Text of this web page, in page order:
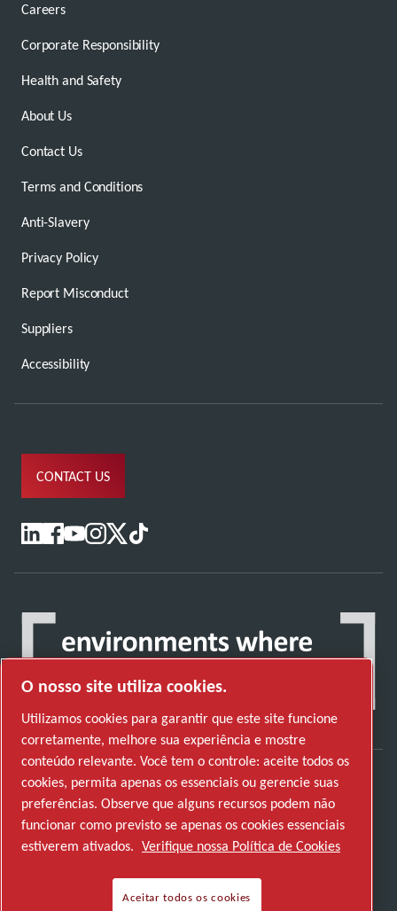
Careers
Corporate Responsibility
Health and Safety
About Us
Contact Us
Terms and Conditions
Anti-Slavery
Privacy Policy
Report Misconduct
Suppliers
Accessibility
CONTACT US
Descubra como o Atlas Copco Group permite
uma tecnologia que transforma o futuro.
Visite o website do Atlas Copco Group
Parte do Atlas Copco Group
© 2026 Copyright. All rights reserved.
O nosso site utiliza cookies.
Utilizamos cookies para garantir que este site funcione
corretamente, melhore sua experiência e mostre
conteúdo relevante. Você tem o controle: aceite todos os
cookies, permita apenas os essenciais ou gerencie suas
preferências. Observe que alguns recursos podem não
funcionar como previsto se apenas os cookies essenciais
estiverem ativados. Verifique nossa Política de Cookies
Aceitar todos os cookies